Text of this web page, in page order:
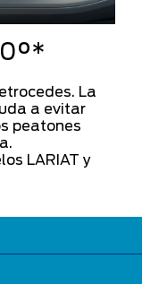
La
a evitar
peatones
LARIAT y